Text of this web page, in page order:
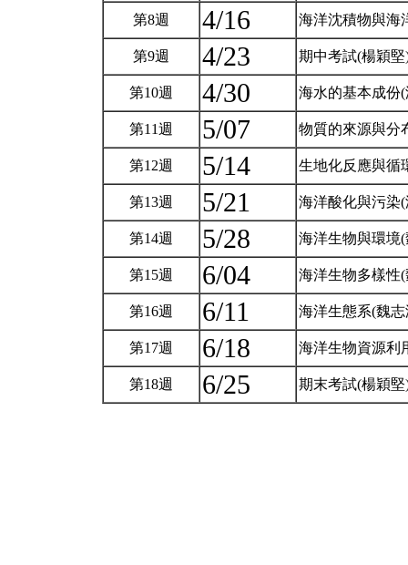
第8週 4/16 海洋沈積物與海
第9週 4/23 期中考試(楊穎
第10週 4/30 海水的基本成份
第11週 5/07 物質的來源與分
第12週 5/14 生地化反應與循
第13週 5/21 海洋酸化與污染
第14週 5/28 海洋生物與環境
第15週 6/04 海洋生物多樣性
第16週 6/11 海洋生態系(魏
第17週 6/18 海洋生物資源利
第18週 6/25 期末考試(楊穎